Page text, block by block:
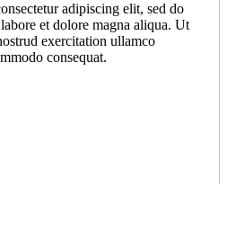
adipiscing elit, sed do
et dolore magna aliqua. Ut
exercitation ullamco
consequat.